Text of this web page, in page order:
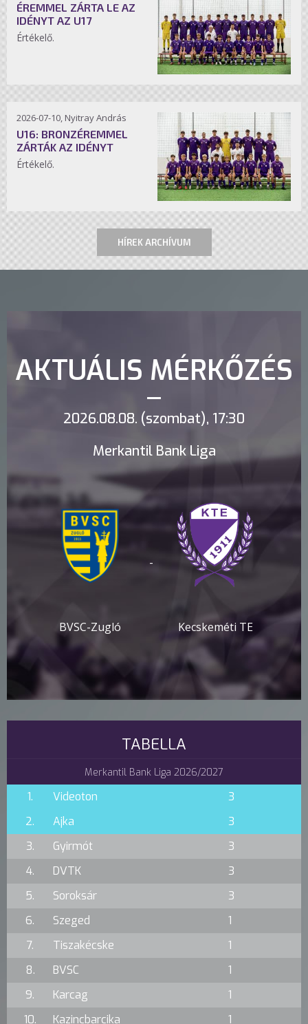
ÉREMMEL ZÁRTA LE AZ
IDÉNYT AZ U17
Értékelő.
2026-07-10, Nyitray András
U16: BRONZÉREMMEL
ZÁRTÁK AZ IDÉNYT
Értékelő.
HÍREK ARCHÍVUM
AKTUÁLIS MÉRKŐZÉS
2026.08.08. (szombat), 17:30
Merkantil Bank Liga
BVSC-Zugló
-
Kecskeméti TE
TABELLA
Merkantil Bank Liga 2026/2027
1. Videoton
3
2.
Ajka
3
3.
Gyirmót
3
4.
DVTK
3
5.
Soroksár
3
6.
Szeged
1
7.
Tiszakécske
1
8.
BVSC
1
9.
Karcag
1
10.
Kazincbarcika 1